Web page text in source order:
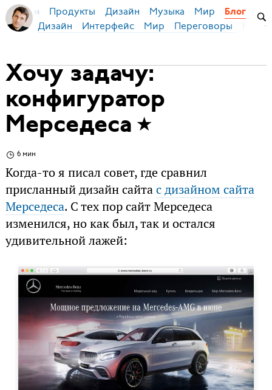
Бирман Продукты Дизайн Музыка Мир Блог
Дизайн Интерфейс Мир Переговоры
Хочу задачу:
конфигуратор
Мерседеса
6 мин
Когда-то я писал совет, где сравнил
присланный дизайн сайтас дизайном сайта
Мерседеса. С тех пор сайт Мерседеса
изменился, но как был, так и остался
удивительной лажей: